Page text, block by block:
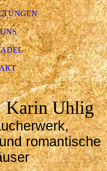
Karin Uhlig
romantische